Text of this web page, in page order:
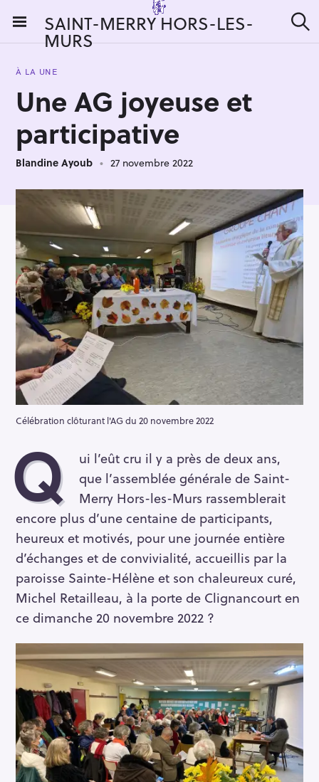
i
SAINT-MERRY HORS-LES-
MURS e
À LA UNE
Une AG joyeuse et
participative
Blandine Ayoub 27 novembre 2022
Célébration clôturant l'AG du 20 novembre 2022
Q
ui l’eût cru il y a près de deux ans,
que l’assemblée générale de Saint-
Merry Hors-les-Murs rassemblerait
encore plus d’une centaine de participants,
heureux et motivés, pour une journée entière
d’échanges et de convivialité, accueillis par la
paroisse Sainte-Hélène et son chaleureux curé,
Michel Retailleau, à la porte de Clignancourt en
ce dimanche 20 novembre 2022 ?